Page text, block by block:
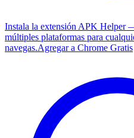
Instala la extensión APK Helper
múltiples plataformas para
navegas.Agregar a Chrome Gratis